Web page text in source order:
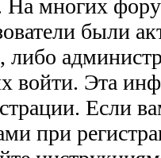
На многих
были
либо
войти. Эта
Если
при